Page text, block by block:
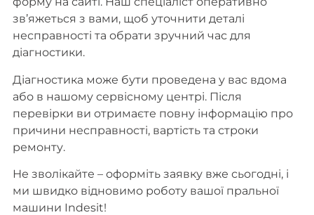
зв’яжеться з вами, щоб уточнити деталі
несправності та обрати зручний час для
діагностики.
Діагностика може бути проведена у вас вдома
або в нашому сервісному центрі. Після
перевірки ви отримаєте повну інформацію про
причини несправності, вартість та строки
ремонту.
Не зволікайте – оформіть заявку вже сьогодні, і
ми швидко відновимо роботу вашої пральної
машини Indesit!